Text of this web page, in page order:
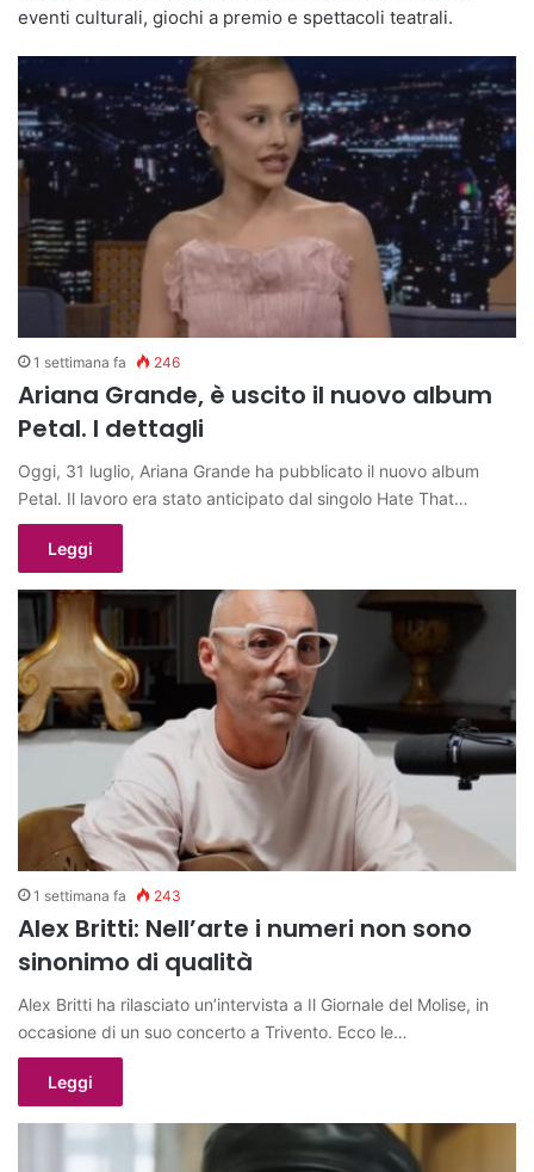
eventi culturali, giochi a premio e spettacoli teatrali.
1 settimana fa 246
Ariana Grande, è uscito il nuovo album
Petal. I dettagli
Oggi, 31 luglio, Ariana Grande ha pubblicato il nuovo album
Petal. Il lavoro era stato anticipato dal singolo Hate That…
Leggi
1 settimana fa 243
Alex Britti: Nell’arte i numeri non sono
sinonimo di qualità
Alex Britti ha rilasciato un’intervista a Il Giornale del Molise, in
occasione di un suo concerto a Trivento. Ecco le…
Leggi